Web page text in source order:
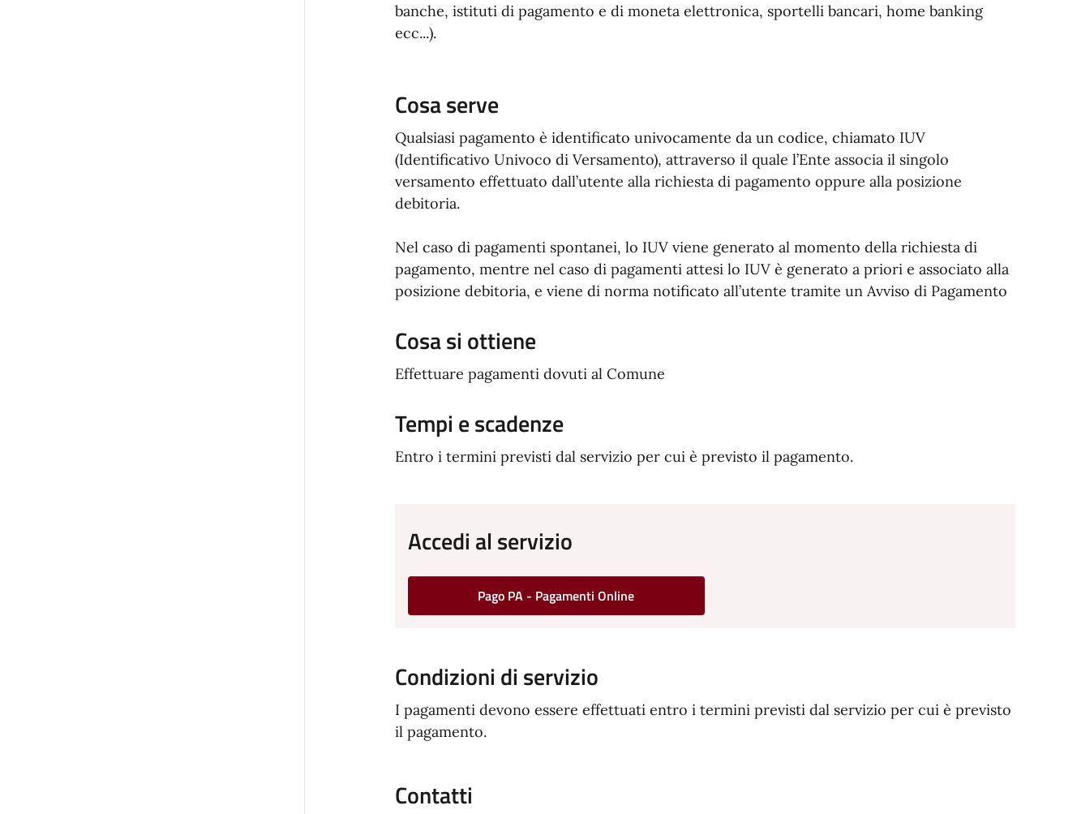
banche, istituti di pagamento e di moneta elettronica, sportelli bancari, home banking
ecc...).
Cosa serve
Qualsiasi pagamento è identificato univocamente da un codice, chiamato IUV
(Identificativo Univoco di Versamento), attraverso il quale l’Ente associa il singolo
versamento effettuato dall’utente alla richiesta di pagamento oppure alla posizione
debitoria.
Nel caso di pagamenti spontanei, lo IUV viene generato al momento della richiesta di
pagamento, mentre nel caso di pagamenti attesi lo IUV è generato a priori e associato alla
posizione debitoria, e viene di norma notificato all’utente tramite un Avviso di Pagamento
Cosa si ottiene
Effettuare pagamenti dovuti al Comune
Tempi e scadenze
Entro i termini previsti dal servizio per cui è previsto il pagamento.
Accedi al servizio
Pago PA - Pagamenti Online
Condizioni di servizio
I pagamenti devono essere effettuati entro i termini previsti dal servizio per cui è previsto
il pagamento.
Contatti